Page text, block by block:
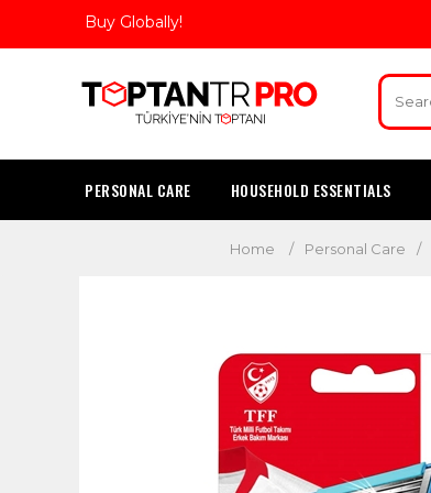
Buy Globally!
PERSONAL CARE HOUSEHOLD ESSENTIALS
Home / Personal Care /